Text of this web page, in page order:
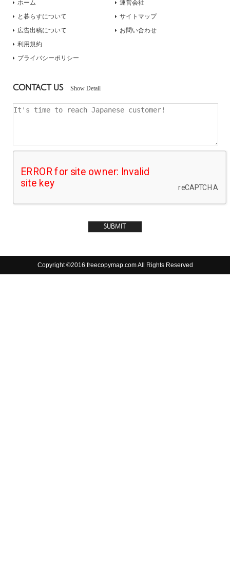
ホーム
と暮らすについて
広告出稿について
運営会社
サイトマップ
お問い合わせ
利用規約
プライバシーポリシー
CONTACT US Show Detail
Copyright ©2016 freecopymap.com All Rights Reserved